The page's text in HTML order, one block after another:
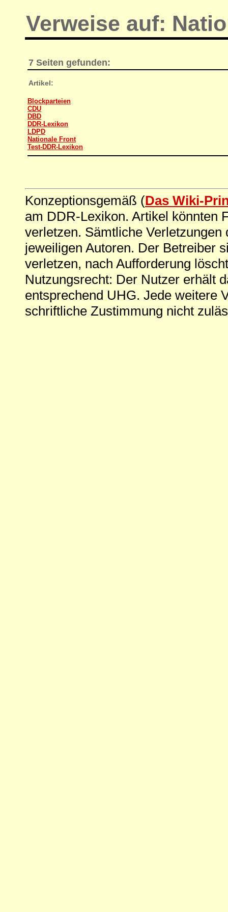
Verweise auf:
7 Seiten gefunden:
Artikel:
Blockparteien
CDU
DBD
DDR-Lexikon
LDPD
Nationale Front
Test-DDR-Lexikon
Konzeptionsgemäß (Das Wiki-
am DDR-Lexikon. Artikel könnten
verletzen. Sämtliche
jeweiligen Autoren. Der Betreiber
verletzen, nach Aufforderung
Nutzungsrecht: Der Nutzer erhält
entsprechend UHG. Jede weitere
schriftliche Zustimmung nicht